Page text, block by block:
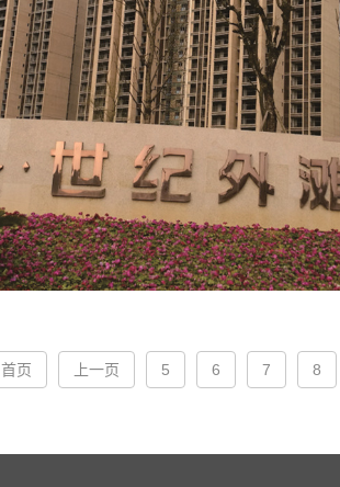
首页 上一页 5 6 7 8